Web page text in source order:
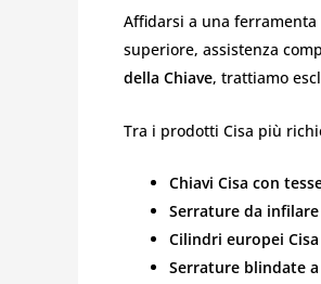
Affidarsi a una
superiore, assistenza
della Chiave, trattiamo
Tra i prodotti Cisa più
Chiavi Cisa con
Serrature da
Cilindri europei Cisa
Serrature blindate